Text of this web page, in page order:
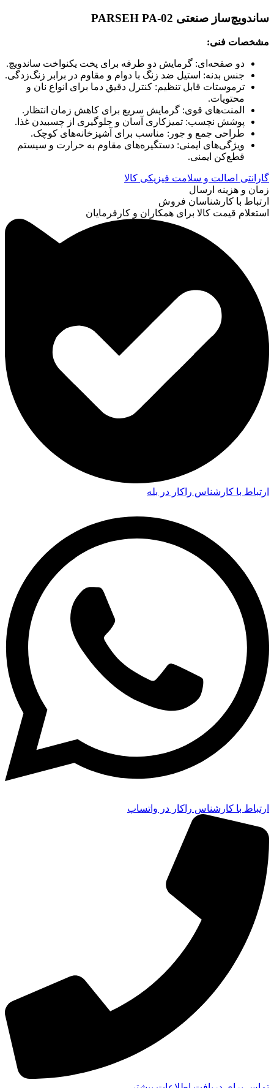
ساندویچ‌ساز صنعتی PARSEH PA-02
مشخصات فنی:
دو صفحه‌ای: گرمایش دو طرفه برای پخت یکنواخت ساندویچ.
جنس بدنه: استیل ضد زنگ با دوام و مقاوم در برابر زنگ‌زدگی.
ترموستات قابل تنظیم: کنترل دقیق دما برای انواع نان و
محتویات.
المنت‌های قوی: گرمایش سریع برای کاهش زمان انتظار.
پوشش نچسب: تمیزکاری آسان و جلوگیری از چسبیدن غذا.
طراحی جمع و جور: مناسب برای آشپزخانه‌های کوچک.
ویژگی‌های ایمنی: دستگیره‌های مقاوم به حرارت و سیستم
قطع‌کن ایمنی.
گارانتی اصالت و سلامت فیزیکی کالا
زمان و هزینه ارسال
ارتباط با کارشناسان فروش
استعلام قیمت کالا برای همکاران و کارفرمایان
ارتباط با کارشناس راکار در بله
ارتباط با کارشناس راکار در واتساپ